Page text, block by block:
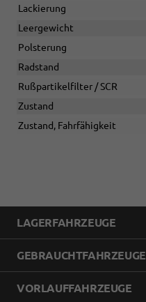
Lackierung
Leergewicht
Polsterung
Radstand
Rußpartikelfilter / SCR
Zustand
Zustand, Fahrfähigkeit
LAGERFAHRZEUGE
GEBRAUCHTFAHRZEUGE
VORLAUFFAHRZEUGE